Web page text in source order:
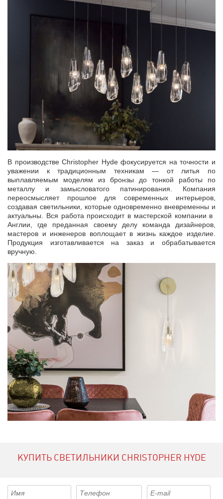
В производстве Christopher Hyde фокусируется на точности и
уважении к традиционным техникам — от литья по
выплавляемым моделям из бронзы до тонкой работы по
металлу и замысловатого патинирования. Компания
переосмысляет прошлое для современных интерьеров,
создавая светильники, которые одновременно вневременны и
актуальны. Вся работа происходит в мастерской компании в ​​
Англии, где преданная своему делу команда дизайнеров,
мастеров и инженеров воплощает в жизнь каждое изделие.
Продукция изготавливается на заказ и обрабатывается
вручную.
КУПИТЬ СВЕТИЛЬНИКИ CHRISTOPHER HYDE